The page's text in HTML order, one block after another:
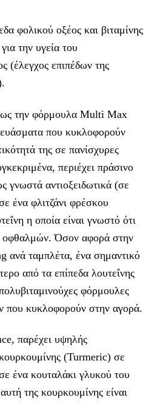
φολικού οξέος και βιταμίνης
την υγεία του
(έλεγχος επιπέδων της
την φόρμουλα Multi Max
που κυκλοφορούν
της σε πανίσχυρες
περιέχει πράσινο
γνωστά αντιοξειδωτικά (σε
ένα φλιτζάνι φρέσκου
η οποία είναι γνωστό ότι
οφθαλμών. Όσον αφορά στην
ανά ταμπλέτα, ένα σημαντικό
από τα επίπεδα λουτεΐνης
φόρμουλες
που κυκλοφορούν στην αγορά.
παρέχει υψηλής
(Turmeric) σε
ένα κουταλάκι γλυκού του
της κουρκουμίνης είναι